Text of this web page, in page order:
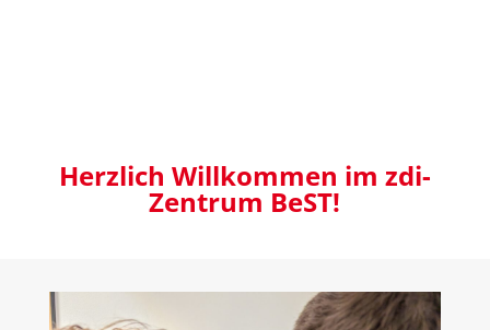
Herzlich Willkommen im zdi-
Zentrum BeST!